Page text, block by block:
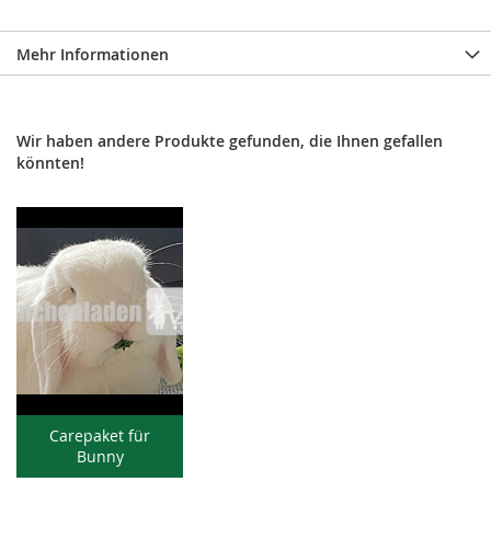
Mehr Informationen
Wir haben andere Produkte gefunden, die Ihnen gefallen
könnten!
Carepaket für
Bunny